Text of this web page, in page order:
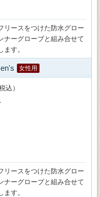
リースをつけた防水グロー
ナーグローブと組み合せて
す。
女性用
込）
リースをつけた防水グロー
ナーグローブと組み合せて
す。